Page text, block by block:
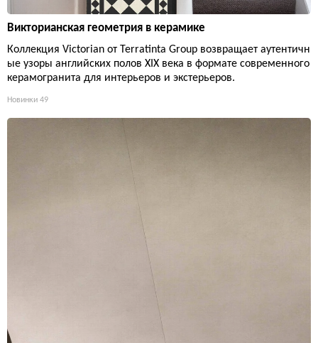
Викторианская геометрия в керамике
Коллекция Victorian от Terratinta Group возвращает аутентичн
ые узоры английских полов XIX века в формате современного
керамогранита для интерьеров и экстерьеров.
Новинки 49